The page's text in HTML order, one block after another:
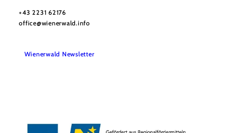
+43 2231 62176
office@wienerwald.info
Wienerwald Newsletter